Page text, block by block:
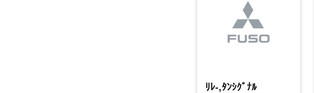
ﾘﾚ-,ﾀﾝｼｸﾞﾅﾙ